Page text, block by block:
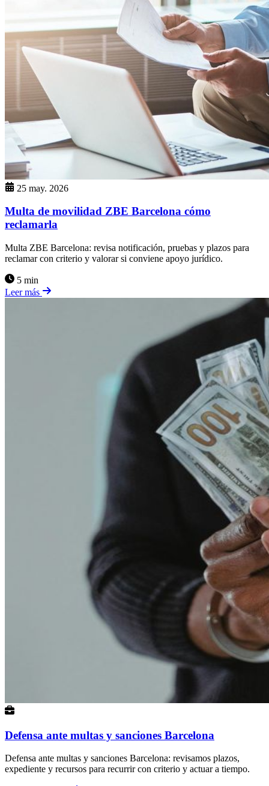
25 may. 2026
Multa de movilidad ZBE Barcelona cómo
reclamarla
Multa ZBE Barcelona: revisa notificación, pruebas y plazos para
reclamar con criterio y valorar si conviene apoyo jurídico.
5 min
Leer más
Defensa ante multas y sanciones Barcelona
Defensa ante multas y sanciones Barcelona: revisamos plazos,
expediente y recursos para recurrir con criterio y actuar a tiempo.